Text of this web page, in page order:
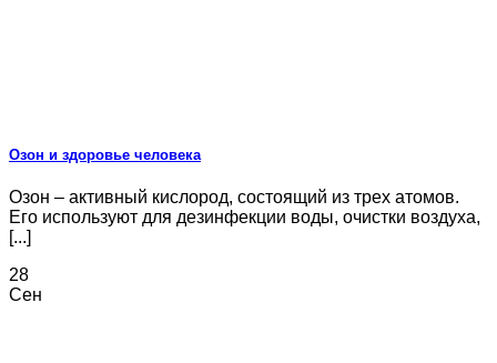
Озон и здоровье человека
Озон – активный кислород, состоящий из трех атомов.
Его используют для дезинфекции воды, очистки воздуха,
[...]
28
Сен